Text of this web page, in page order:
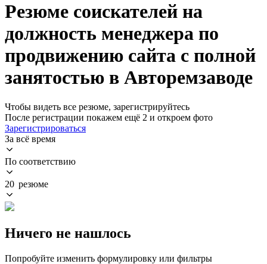
Резюме соискателей на
должность менеджера по
продвижению сайта с полной
занятостью в Авторемзаводе
Чтобы видеть все резюме, зарегистрируйтесь
После регистрации покажем ещё 2 и откроем фото
Зарегистрироваться
За всё время
По соответствию
20 резюме
Ничего не нашлось
Попробуйте изменить формулировку или фильтры